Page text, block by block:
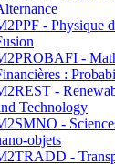
- Physique
-
:
-
Technology
-
objets
-